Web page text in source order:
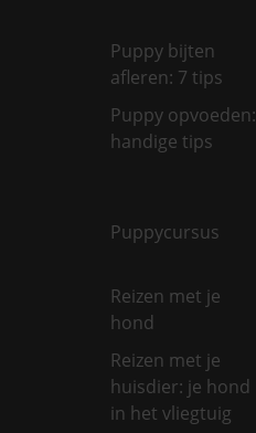
Puppy bijten
afleren: 7 tips
Puppy opvoeden:
handige tips
Puppycursus
Reizen met je
hond
Reizen met je
huisdier: je hond
in het vliegtuig